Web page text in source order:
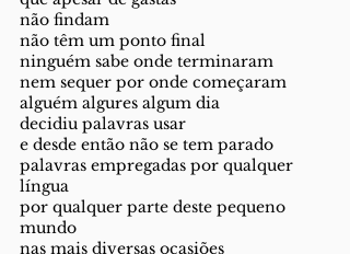
não findam
não têm um ponto final
ninguém sabe onde terminaram
nem sequer por onde começaram
alguém algures algum dia
decidiu palavras usar
e desde então não se tem parado
palavras empregadas por qualquer
língua
por qualquer parte deste pequeno
mundo
nas mais diversas ocasiões